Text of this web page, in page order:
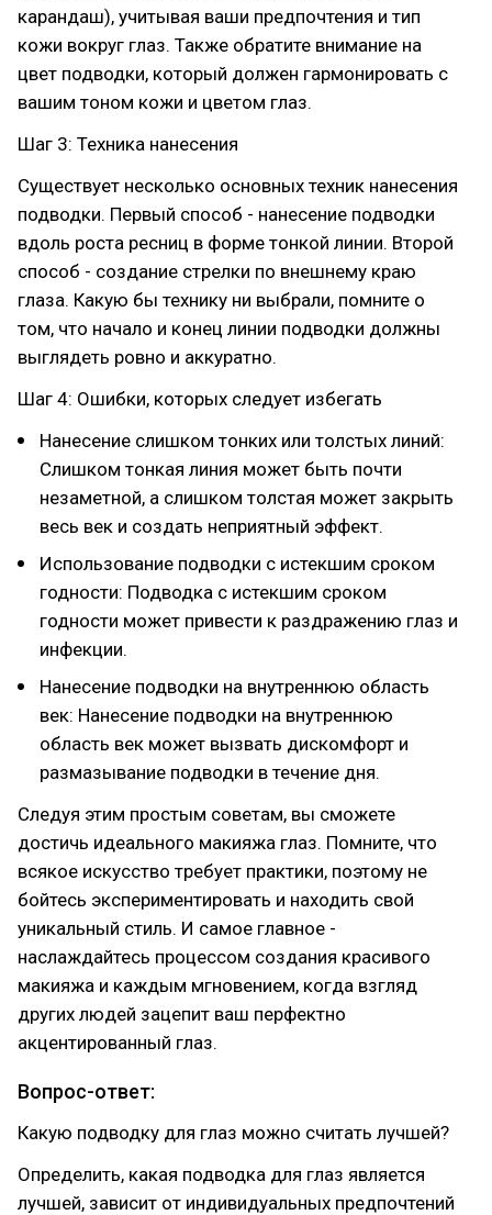
карандаш), учитывая ваши предпочтения и тип
кожи вокруг глаз. Также обратите внимание на
цвет подводки, который должен гармонировать с
вашим тоном кожи и цветом глаз.
Шаг 3: Техника нанесения
Существует несколько основных техник нанесения
подводки. Первый способ - нанесение подводки
вдоль роста ресниц в форме тонкой линии. Второй
способ - создание стрелки по внешнему краю
глаза. Какую бы технику ни выбрали, помните о
том, что начало и конец линии подводки должны
выглядеть ровно и аккуратно.
Шаг 4: Ошибки, которых следует избегать
Нанесение слишком тонких или толстых линий:
Слишком тонкая линия может быть почти
незаметной, а слишком толстая может закрыть
весь век и создать неприятный эффект.
Использование подводки с истекшим сроком
годности: Подводка с истекшим сроком
годности может привести к раздражению глаз и
инфекции.
Нанесение подводки на внутреннюю область
век: Нанесение подводки на внутреннюю
область век может вызвать дискомфорт и
размазывание подводки в течение дня.
Следуя этим простым советам, вы сможете
достичь идеального макияжа глаз. Помните, что
всякое искусство требует практики, поэтому не
бойтесь экспериментировать и находить свой
уникальный стиль. И самое главное -
наслаждайтесь процессом создания красивого
макияжа и каждым мгновением, когда взгляд
других людей зацепит ваш перфектно
акцентированный глаз.
Вопрос-ответ:
Какую подводку для глаз можно считать лучшей?
Определить, какая подводка для глаз является
лучшей, зависит от индивидуальных предпочтений